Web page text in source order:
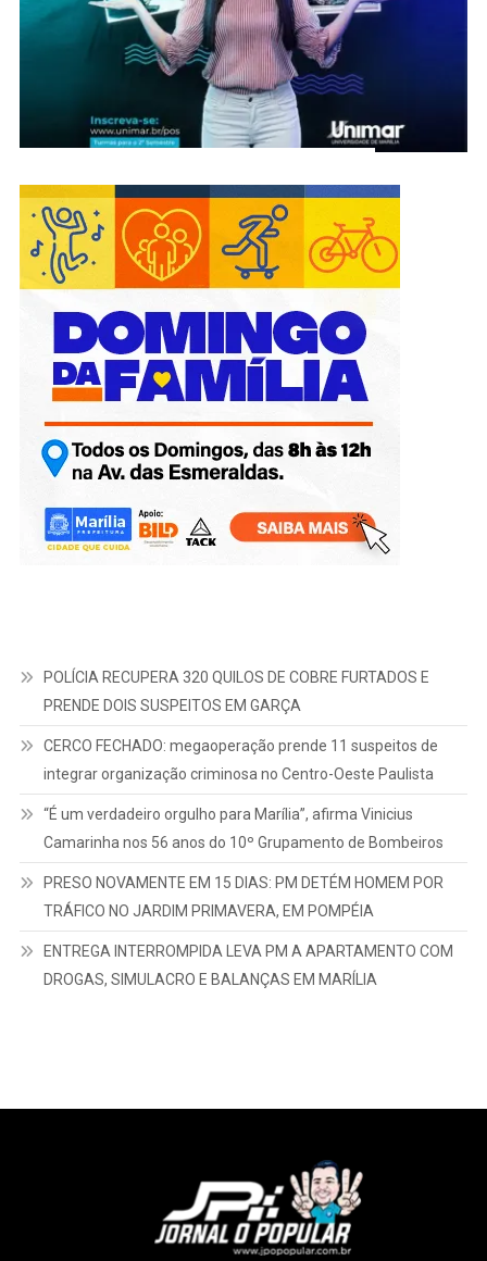
POLÍCIA RECUPERA 320 QUILOS DE COBRE FURTADOS E
PRENDE DOIS SUSPEITOS EM GARÇA
CERCO FECHADO: megaoperação prende 11 suspeitos de
integrar organização criminosa no Centro-Oeste Paulista
“É um verdadeiro orgulho para Marília”, afirma Vinicius
Camarinha nos 56 anos do 10º Grupamento de Bombeiros
PRESO NOVAMENTE EM 15 DIAS: PM DETÉM HOMEM POR
TRÁFICO NO JARDIM PRIMAVERA, EM POMPÉIA
ENTREGA INTERROMPIDA LEVA PM A APARTAMENTO COM
DROGAS, SIMULACRO E BALANÇAS EM MARÍLIA